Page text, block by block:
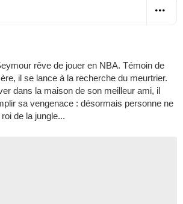
rêve de jouer en NBA. Témoin de
il se lance à la recherche du meurtrier.
dans la maison de son meilleur ami, il
sa vengenace : désormais personne ne
de la jungle...